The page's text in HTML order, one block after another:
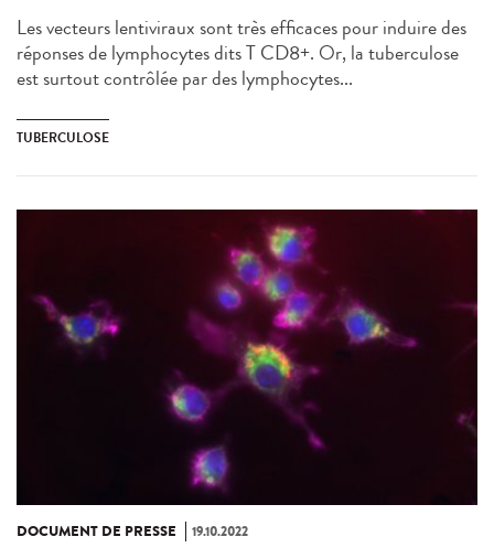
Les vecteurs lentiviraux sont très efficaces pour induire des
réponses de lymphocytes dits T CD8+. Or, la tuberculose
est surtout contrôlée par des lymphocytes...
TUBERCULOSE
DOCUMENT DE PRESSE 19.10.2022